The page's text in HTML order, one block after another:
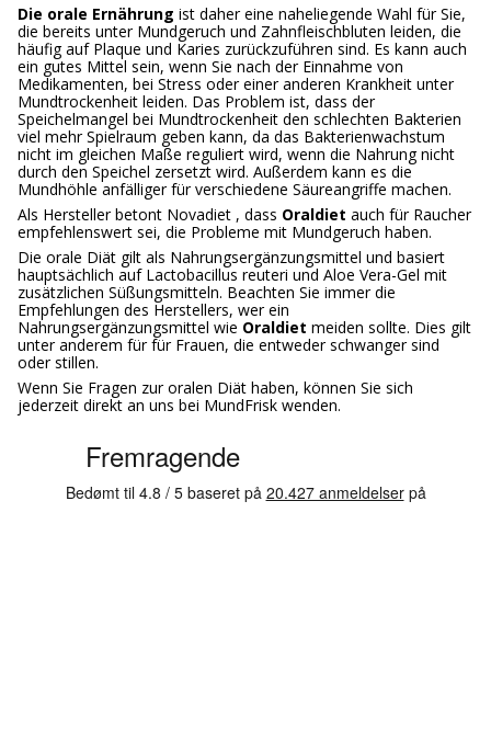
Die orale Ernährung ist daher eine naheliegende Wahl für Sie,
die bereits unter Mundgeruch und Zahnfleischbluten leiden, die
häufig auf Plaque und Karies zurückzuführen sind. Es kann auch
ein gutes Mittel sein, wenn Sie nach der Einnahme von
Medikamenten, bei Stress oder einer anderen Krankheit unter
Mundtrockenheit leiden. Das Problem ist, dass der
Speichelmangel bei Mundtrockenheit den schlechten Bakterien
viel mehr Spielraum geben kann, da das Bakterienwachstum
nicht im gleichen Maße reguliert wird, wenn die Nahrung nicht
durch den Speichel zersetzt wird. Außerdem kann es die
Mundhöhle anfälliger für verschiedene Säureangriffe machen.
Als Hersteller betont Novadiet , dass Oraldiet auch für Raucher
empfehlenswert sei, die Probleme mit Mundgeruch haben.
Die orale Diät gilt als Nahrungsergänzungsmittel und basiert
hauptsächlich auf Lactobacillus reuteri und Aloe Vera-Gel mit
zusätzlichen Süßungsmitteln. Beachten Sie immer die
Empfehlungen des Herstellers, wer ein
Nahrungsergänzungsmittel wie Oraldiet meiden sollte. Dies gilt
unter anderem für für Frauen, die entweder schwanger sind
oder stillen.
Wenn Sie Fragen zur oralen Diät haben, können Sie sich
jederzeit direkt an uns bei MundFrisk wenden.